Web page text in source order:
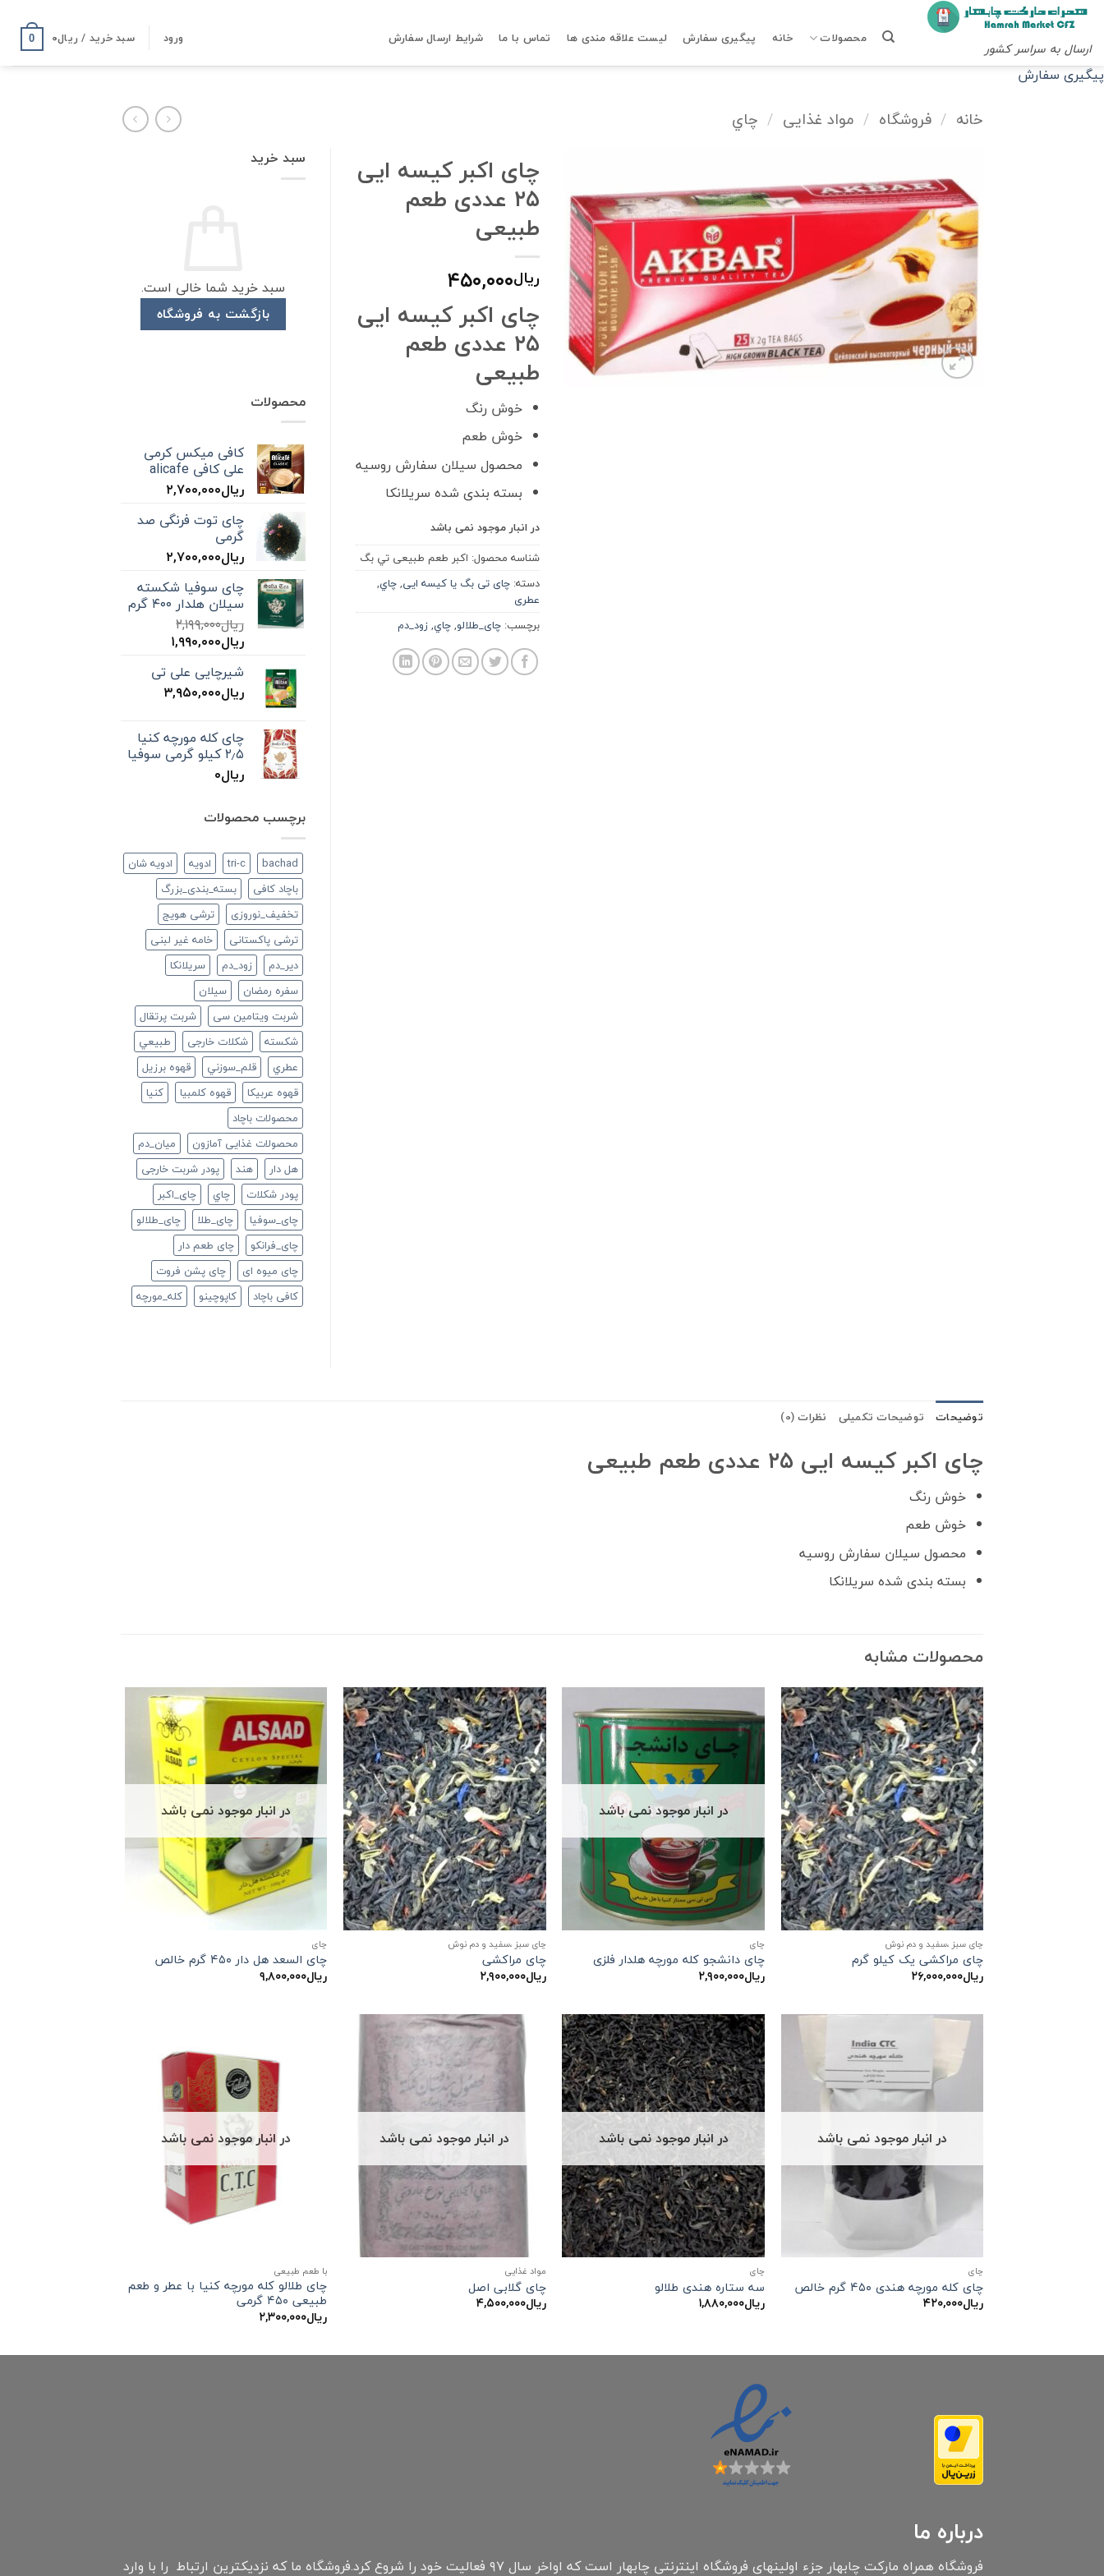
Skip
content
ارسال به سراسر کشور
محصولات خانه پیگیری سفارش لیست علاقه مندی ها تماس با ما شرایط ارسال سفارش ورود سبد خرید / ریال۰ 0
پیگیری سفارش
خانه / فروشگاه / مواد غذایی / چاي
چای اکبر کیسه ایی
۲۵ عددی طعم
طبیعی
ریال۴۵۰,۰۰۰
چای اکبر کیسه ایی
۲۵ عددی طعم
طبیعی
خوش رنگ
خوش طعم
محصول سیلان سفارش روسیه
بسته بندی شده سریلانکا
در انبار موجود نمی باشد
شناسه محصول: اکبر طعم طبیعی تي بگ
دسته: چای تی بگ یا کیسه ایی,چاي,
عطری
برچسب: چای_طلالو,چاي,زود_دم
سبد خرید
سبد خرید شما خالی است.
بازگشت به فروشگاه
محصولات
کافی میکس کرمی
علی کافی alicafe
ریال۲,۷۰۰,۰۰۰
چای توت فرنگی صد
گرمی
ریال۲,۷۰۰,۰۰۰
چای سوفیا شکسته
سیلان هلدار ۴۰۰ گرم
ریال۲,۱۹۹,۰۰۰
قیمت
ریال۲,۱۹۹,۰۰۰
بود.
ریال۱,۹۹۰,۰۰۰
ریال۱,۹۹۰,۰۰۰.
شیرچایی علی تی
ریال۳,۹۵۰,۰۰۰
چای کله مورچه کنیا
۲٫۵ کیلو گرمی سوفیا
ریال۰
برچسب محصولات
bachad
tri-c ادویه
ادویه شان
باچاد کافی
بسته_بندی_بزرگ
تخفیف_نوروزی
ترشی هویج
ترشی پاکستانی
خامه غیر لبنی
دير_دم
زود_دم
سريلانكا
سفره رمضان
سيلان
شربت ویتامین سی
شربت پرتقال
شكسته
شکلات خارجی
طبيعي
عطري
قلم_سوزني
قهوه برزیل
قهوه عربیکا
قهوه کلمبیا
كنيا
محصولات باچاد
محصولات غذایی آمازون
ميان_دم
هل دار
هند
پودر شربت خارجی
پودر شکلات
چاي
چای_اکبر
چای_سوفیا
چای_طلا
چای_طلالو
چای_فرانكو
چای طعم دار
چای میوه ای
چای پشن فروت
کافی باچاد
کاپوچینو کله_مورچه
توضیحات توضیحات تکمیلی نظرات (0)
چای اکبر کیسه ایی ۲۵ عددی طعم طبیعی
خوش رنگ
خوش طعم
محصول سیلان سفارش روسیه
بسته بندی شده سریلانکا
محصولات مشابه
چای سبز ،سفید و دم نوش
چای مراکشی یک کیلو گرم
ریال۲۶,۰۰۰,۰۰۰
در انبار موجود نمی باشد
چاي
چای دانشجو کله مورچه هلدار فلزی
ریال۲,۹۰۰,۰۰۰
چای سبز ،سفید و دم نوش
چای مراکشی
ریال۲,۹۰۰,۰۰۰
در انبار موجود نمی باشد
چاي
چای السعد هل دار ۴۵۰ گرم خالص
ریال۹,۸۰۰,۰۰۰
در انبار موجود نمی باشد
چاي
چای کله مورچه هندی ۴۵۰ گرم خالص
ریال۴۲۰,۰۰۰
در انبار موجود نمی باشد
چاي
سه ستاره هندی طلالو
ریال۱,۸۸۰,۰۰۰
در انبار موجود نمی باشد
مواد غذایی
چای گلابی اصل
ریال۴,۵۰۰,۰۰۰
در انبار موجود نمی باشد
با طعم طبیعی
چای طلالو کله مورچه کنیا با عطر و طعم
طبیعی ۴۵۰ گرمی
ریال۲,۳۰۰,۰۰۰
درباره ما
فروشگاه همراه مارکت چابهار جزء اولینهای فروشگاه اینترنتی چابهار است که اواخر سال ۹۷ فعالیت خود را شروع کرد.فروشگاه ما که نزدیکترین ارتباط را با وارد